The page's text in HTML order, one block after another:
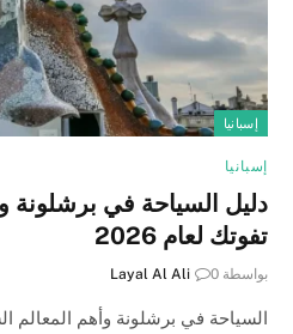
إسبانيا
إسبانيا
دليل السياحة في برشلونة
تفوتك لعام 2026
بواسطة Layal Al Ali 0
السياحة في برشلونة وأهم المعالم